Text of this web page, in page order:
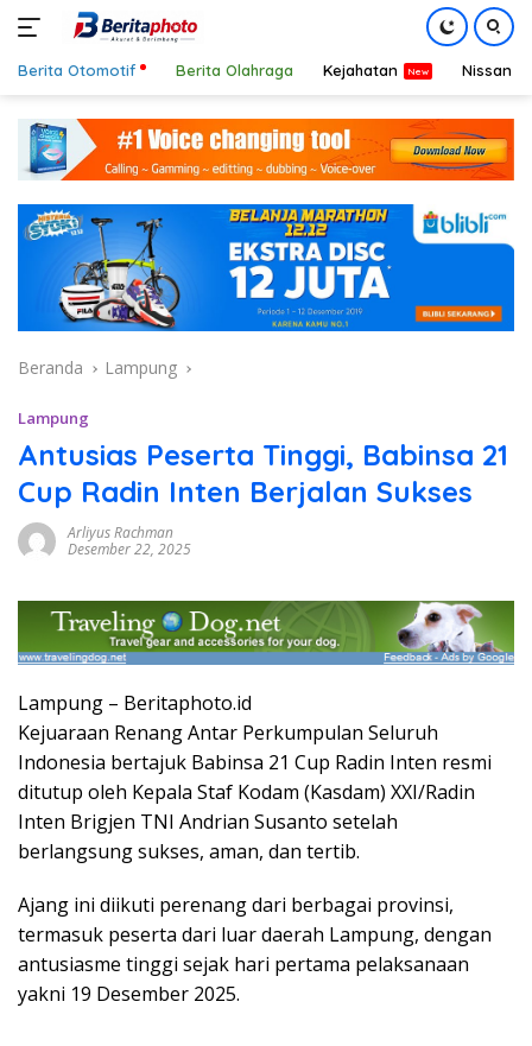
konten
Berita Otomotif Berita Olahraga Kejahatan Nissan
Beranda Lampung
Lampung
Antusias Peserta Tinggi, Babinsa 21
Cup Radin Inten Berjalan Sukses
Arliyus Rachman
Desember 22, 2025
Lampung – Beritaphoto.id
Kejuaraan Renang Antar Perkumpulan Seluruh
Indonesia bertajuk Babinsa 21 Cup Radin Inten resmi
ditutup oleh Kepala Staf Kodam (Kasdam) XXI/Radin
Inten Brigjen TNI Andrian Susanto setelah
berlangsung sukses, aman, dan tertib.
Ajang ini diikuti perenang dari berbagai provinsi,
termasuk peserta dari luar daerah Lampung, dengan
antusiasme tinggi sejak hari pertama pelaksanaan
yakni 19 Desember 2025.